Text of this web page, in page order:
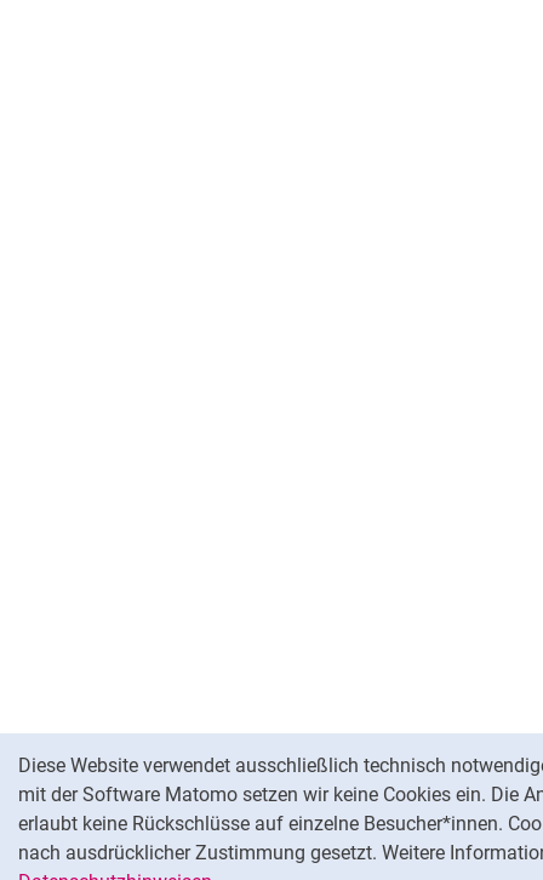
Diese Website verwendet ausschließlich technisch
mit der Software Matomo setzen wir keine Cookies ein. Die
erlaubt keine Rückschlüsse auf einzelne Besucher*innen.
nach ausdrücklicher Zustimmung gesetzt. Weitere